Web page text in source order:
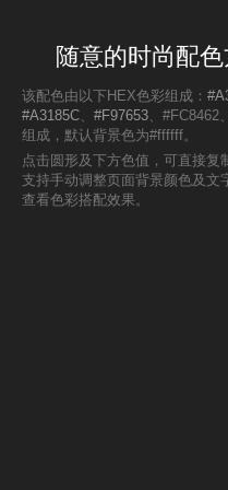
随意的时尚配
该配色由以下HEX色彩组成：
#A3185C、 #F97653、#FC8462
组成，默认背景色为#ffffff。
点击圆形及下方色值，可直接复
支持手动调整页面背景颜色及文
查看色彩搭配效果。